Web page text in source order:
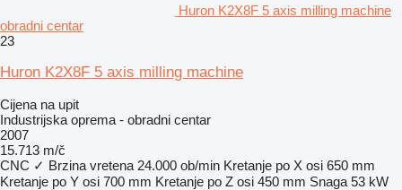
Huron K2X8F 5 axis milling machine
obradni centar
23
Huron K2X8F 5 axis milling machine
Cijena na upit
Industrijska oprema - obradni centar
2007
15.713 m/č
CNC ✓ Brzina vretena 24.000 ob/min Kretanje po X osi 650 mm
Kretanje po Y osi 700 mm Kretanje po Z osi 450 mm Snaga 53 kW